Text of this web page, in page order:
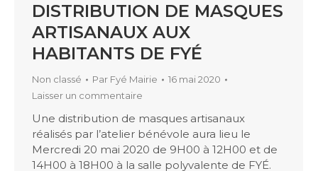
DISTRIBUTION DE MASQUES
ARTISANAUX AUX
HABITANTS DE FYÉ
Non classé Par Fyé Mairie
16 mai 2020
Laisser un commentaire
Une distribution de masques artisanaux
réalisés par l’atelier bénévole aura lieu le
Mercredi 20 mai 2020 de 9H00 à 12H00 et de
14H00 à 18H00 à la salle polyvalente de FYÉ.